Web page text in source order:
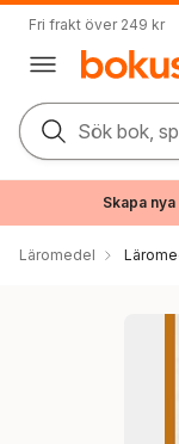
Fri frakt över 249 kr
Sök bok,
Skapa
Läromedel